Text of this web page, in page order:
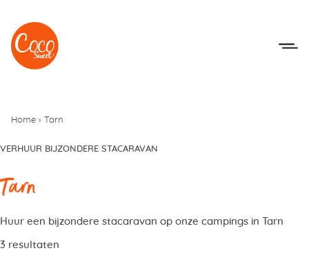
Naar het menu
Naar de inhoudsopgave
Home › Tarn
VERHUUR BIJZONDERE STACARAVAN
Tarn
Huur een bijzondere stacaravan op onze campings in Tarn
3 resultaten